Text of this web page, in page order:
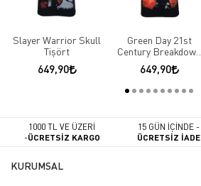
Slayer Warrior Skull
Tişört
649,90
Green Day 21st
Century Breakdown
Tişört
649,90
1000 TL VE ÜZERİ
-ÜCRETSİZ KARGO
15 GÜN İÇİNDE -
ÜCRETSİZ İADE
KURUMSAL